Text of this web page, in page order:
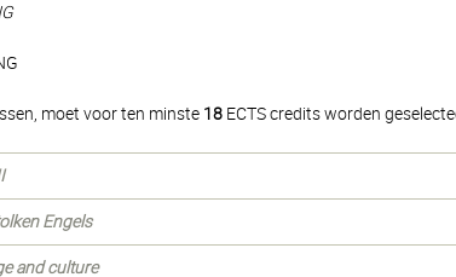
moet voor ten minste 18 ECTS credits worden
Engels
and culture